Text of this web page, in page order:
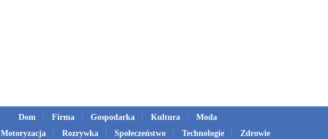
Dom Firma Gospodarka Kultura
Moda
Motoryzacja
Rozrywka Społeczeństwo Technologie Zdrowie